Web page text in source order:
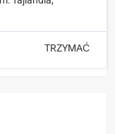
TRZYMAĆ